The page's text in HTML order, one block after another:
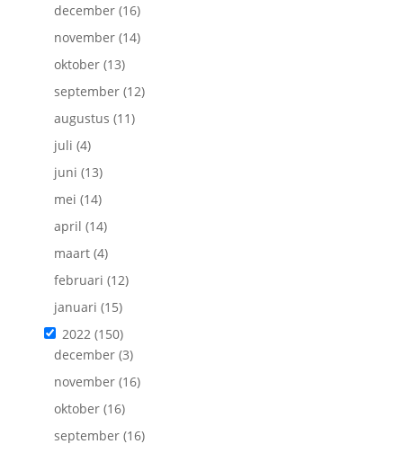
december(16)
november(14)
oktober(13)
september(12)
augustus (11)
juli (4)
juni (13)
mei (14)
april (14)
maart(4)
februari (12)
januari (15)
2022(150)
december(3)
november(16)
oktober(16)
september(16)